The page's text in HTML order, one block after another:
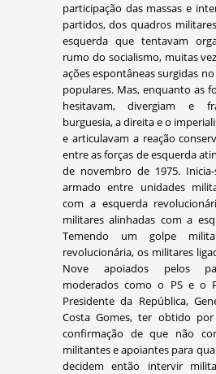
participação das massas e
partidos, dos quadros
esquerda que tentavam
rumo do socialismo, muitas
ações espontâneas surgidas
populares. Mas, enquanto as
hesitavam, divergiam e
burguesia, a direita e o
e articulavam a reação
entre as forças de esquerda
de novembro de 1975.
armado entre unidades
com a esquerda
militares alinhadas com a
Temendo um golpe
revolucionária, os militares
Nove apoiados pelos
moderados como o PS e o
Presidente da República,
Costa Gomes, ter obtido
confirmação de que não
militantes e apoiantes para
decidem então intervir